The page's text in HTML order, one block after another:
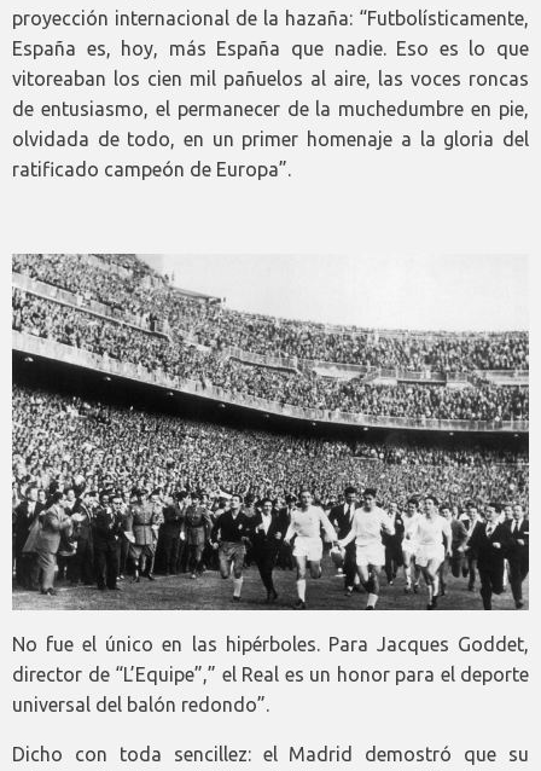
proyección internacional de la hazaña: “Futbolísticamente,
España es, hoy, más España que nadie. Eso es lo que
vitoreaban los cien mil pañuelos al aire, las voces roncas
de entusiasmo, el permanecer de la muchedumbre en pie,
olvidada de todo, en un primer homenaje a la gloria del
ratificado campeón de Europa”.
No fue el único en las hipérboles. Para Jacques Goddet,
director de “L’Equipe”,” el Real es un honor para el deporte
universal del balón redondo”.
Dicho con toda sencillez: el Madrid demostró que su